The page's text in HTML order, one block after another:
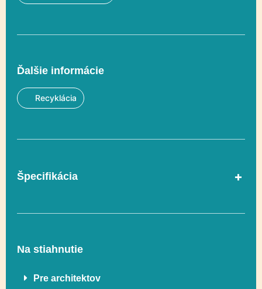
Ďalšie informácie
Recyklácia
Špecifikácia
Rozmer 910 x 553 cm
Na stiahnutie
Pre architektov